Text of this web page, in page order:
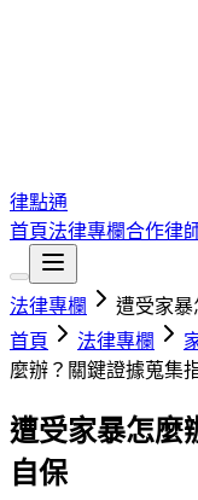
律點通
首頁法律專欄合作律
法律專欄
遭受家暴
首頁
法律專欄
麼辦？關鍵證據蒐集
遭受家暴怎麼
自保